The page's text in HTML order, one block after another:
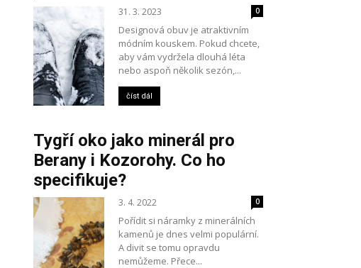
31. 3. 2023 0
Designová obuv je atraktivním
módním kouskem. Pokud chcete,
aby vám vydržela dlouhá léta
nebo aspoň několik sezón,...
číst dál
Tygří oko jako minerál pro
Berany i Kozorohy. Co ho
specifikuje?
3. 4. 2022 0
Pořídit si náramky z minerálních
kamenů je dnes velmi populární.
A divit se tomu opravdu
nemůžeme. Přece...